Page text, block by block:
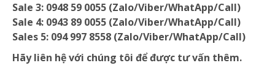
Sale 3: 0948 59 0055 (Zalo/Viber/WhatApp/Call)
Sale 4: 0943 89 0055 (Zalo/Viber/WhatApp/Call)
Sales 5: 094 997 8558 (Zalo/Viber/WhatApp/Call)
Hãy liên hệ với chúng tôi để được tư vấn thêm.